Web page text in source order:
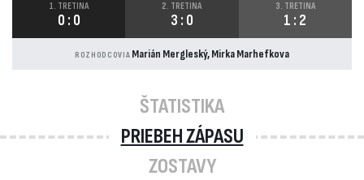
1. TRETINA
0 : 0
2. TRETINA
3 : 0
3. TRETINA
1 : 2
ROZHODCOVIA Marián Mergleský, Mirka Marhefkova
ŠTATISTIKA
PRIEBEH ZÁPASU
ZOSTAVY